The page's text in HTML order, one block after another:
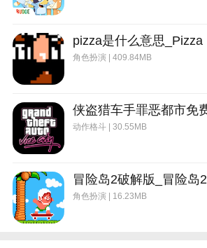
pizza是什么意思_Pizza
角色扮演 | 409.84MB
动作格斗 | 30.55MB
冒险岛2破解版_冒险岛2
角色扮演 | 16.23MB